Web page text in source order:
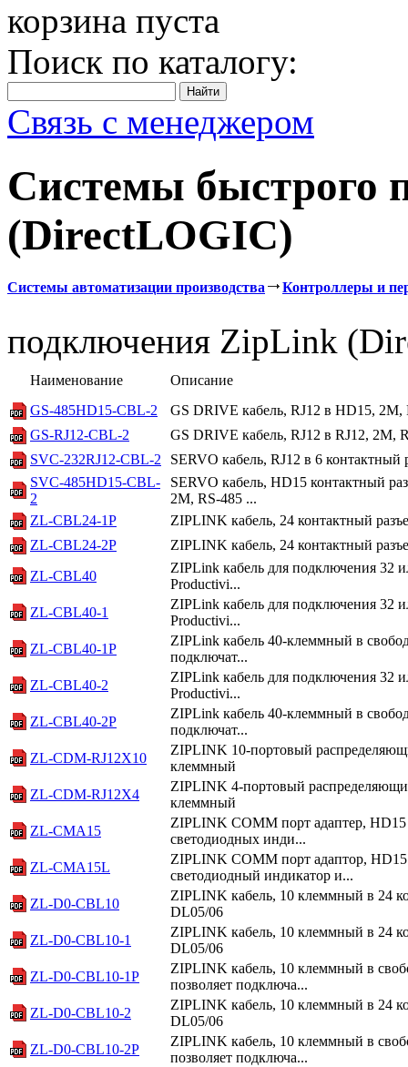
корзина пуста
Поиск по каталогу:
Связь с менеджером
Системы быстрого
(DirectLOGIC)
Системы автоматизации производства Контроллеры и
подключения ZipLink
Наименование
Описание
GS-485HD15-CBL-2
GS DRIVE кабель, RJ12 в HD15, 2M,
GS-RJ12-CBL-2
GS DRIVE кабель, RJ12 в RJ12, 2M,
SVC-232RJ12-CBL-2
SERVO кабель, RJ12 в 6
SVC-485HD15-CBL-
2
SERVO кабель, HD15 контактный
2M, RS-485 ...
ZL-CBL24-1P
ZIPLINK кабель, 24 контактный
ZL-CBL24-2P
ZIPLINK кабель, 24 контактный
ZL-CBL40
ZIPLink кабель для подключения 32
Productivi...
ZL-CBL40-1
ZIPLink кабель для подключения 32
Productivi...
ZL-CBL40-1P
ZIPLink кабель 40-клеммный в
подключат...
ZL-CBL40-2
ZIPLink кабель для подключения 32
Productivi...
ZL-CBL40-2P
ZIPLink кабель 40-клеммный в
подключат...
ZL-CDM-RJ12X10
ZIPLINK 10-портовый
клеммный
ZL-CDM-RJ12X4
ZIPLINK 4-портовый
клеммный
ZL-CMA15
ZIPLINK COMM порт адаптер, HD15
светодиодных инди...
ZL-CMA15L
ZIPLINK COMM порт адаптор, HD15
светодиодный индикатор и...
ZL-D0-CBL10
ZIPLINK кабель, 10 клеммный в 24
DL05/06
ZL-D0-CBL10-1
ZIPLINK кабель, 10 клеммный в 24
DL05/06
ZL-D0-CBL10-1P
ZIPLINK кабель, 10 клеммный в
позволяет подключа...
ZL-D0-CBL10-2
ZIPLINK кабель, 10 клеммный в 24
DL05/06
ZL-D0-CBL10-2P
ZIPLINK кабель, 10 клеммный в
позволяет подключа...